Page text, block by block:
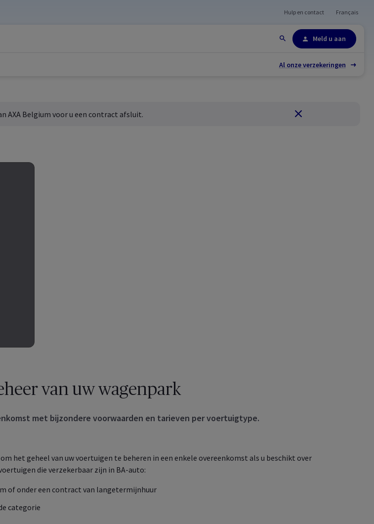
Site-overzicht
Hulp en contact Français
Meld u aan
Al onze verzekeringen
AXA Belgium voor u een contract afsluit. Sluiten
van uw wagenpark
met bijzondere voorwaarden en tarieven per voertuigtype.
om het geheel van uw voertuigen te beheren in een enkele overeenkomst als u beschikt over
die verzekerbaar zijn in BA-auto:
of onder een contract van langetermijnhuur
categorie